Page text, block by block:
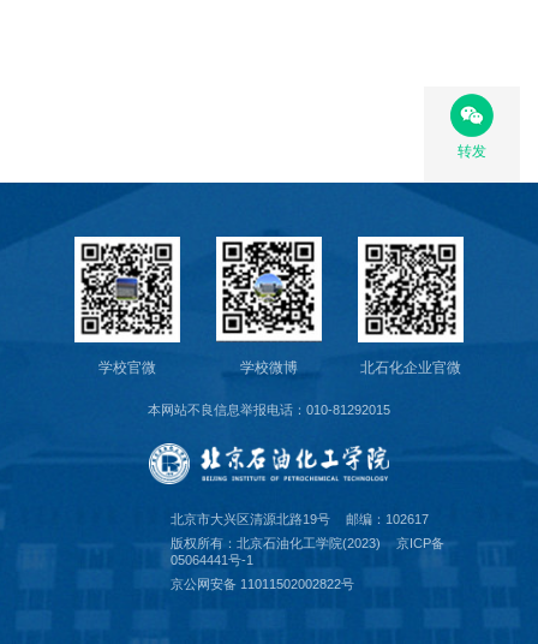
转发
学校官微 学校微博 北石化企业官微
本网站不良信息举报电话：010-81292015
北京市大兴区清源北路19号
邮编：102617
版权所有：北京石油化工学院(2023)
京ICP备
05064441号-1
京公网安备 11011502002822号